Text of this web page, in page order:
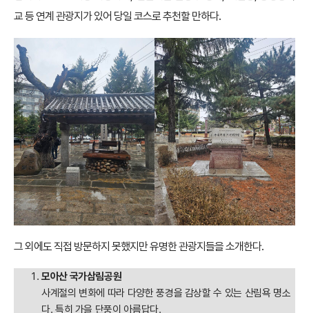
교 등 연계 관광지가 있어 당일 코스로 추천할 만하다.
그 외에도 직접 방문하지 못했지만 유명한 관광지들을 소개한다.
모아산 국가삼림공원
사계절의 변화에 따라 다양한 풍경을 감상할 수 있는 산림욕 명소
다. 특히 가을 단풍이 아름답다.